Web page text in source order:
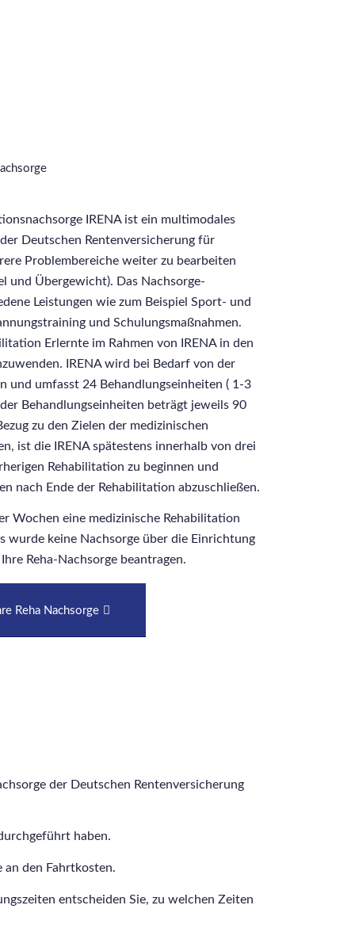
IRENA ist ein multimodales
Deutschen Rentenversicherung für
Problembereiche weiter zu bearbeiten
und Übergewicht). Das Nachsorge-
Leistungen wie zum Beispiel Sport- und
und Schulungsmaßnahmen.
Erlernte im Rahmen von IRENA in den
IRENA wird bei Bedarf von der
und umfasst 24 Behandlungseinheiten ( 1-3
Behandlungseinheiten beträgt jeweils 90
zu den Zielen der medizinischen
ist die IRENA spätestens innerhalb von drei
Rehabilitation zu beginnen und
nach Ende der Rehabilitation abzuschließen.
Wochen eine medizinische Rehabilitation
wurde keine Nachsorge über die Einrichtung
Reha-Nachsorge beantragen.
Reha Nachsorge
der Deutschen Rentenversicherung
haben.
an den Fahrtkosten.
entscheiden Sie, zu welchen Zeiten